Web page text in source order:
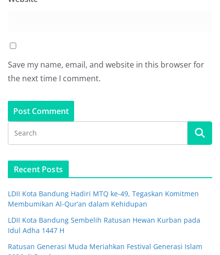
Save my name, email, and website in this browser for
the next time I comment.
Recent Posts
LDII Kota Bandung Hadiri MTQ ke-49, Tegaskan Komitmen
Membumikan Al-Qur’an dalam Kehidupan
LDII Kota Bandung Sembelih Ratusan Hewan Kurban pada
Idul Adha 1447 H
Ratusan Generasi Muda Meriahkan Festival Generasi Islam